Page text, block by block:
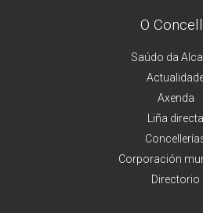
O
Saúdo da
Axenda
Liña directa
Corporación
Directorio